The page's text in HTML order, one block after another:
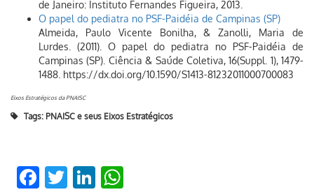
de Janeiro: Instituto Fernandes Figueira, 2013.
O papel do pediatra no PSF-Paidéia de Campinas (SP)
Almeida, Paulo Vicente Bonilha, & Zanolli, Maria de
Lurdes. (2011). O papel do pediatra no PSF-Paidéia de
Campinas (SP). Ciência & Saúde Coletiva, 16(Suppl. 1), 1479-
1488. https://dx.doi.org/10.1590/S1413-81232011000700083
Eixos Estratégicos da PNAISC
Tags: PNAISC e seus Eixos Estratégicos
Facebook
TwitterLinkedIn